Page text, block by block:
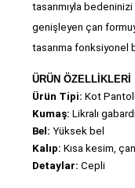
tasarımıyla
genişleyen çan
tasarıma fonksiyonel
ÜRÜN ÖZELLİKLERİ
Ürün Tipi: Kot
Kumaş: Likralı
Bel: Yüksek bel
Kalıp: Kısa kesim,
Detaylar: Cepli